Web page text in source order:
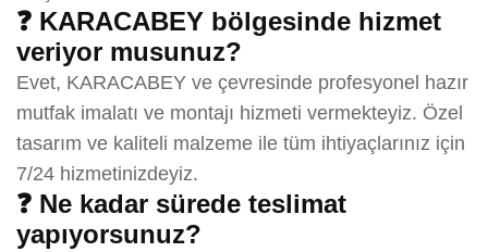
❓ KARACABEY bölgesinde hizmet
veriyor musunuz?
Evet, KARACABEY ve çevresinde profesyonel hazır
mutfak imalatı ve montajı hizmeti vermekteyiz. Özel
tasarım ve kaliteli malzeme ile tüm ihtiyaçlarınız için
7/24 hizmetinizdeyiz.
❓ Ne kadar sürede teslimat
yapıyorsunuz?